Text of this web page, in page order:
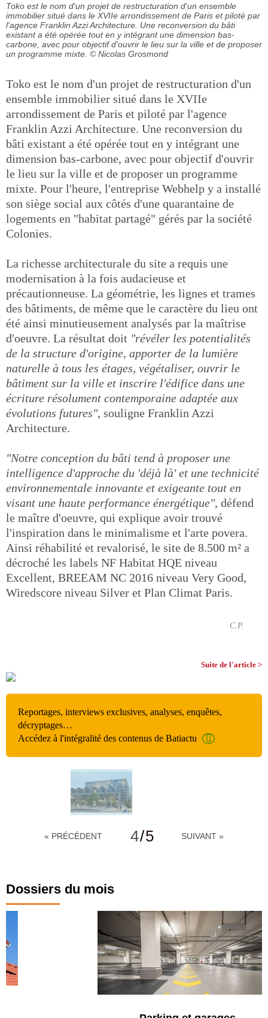
Toko est le nom d'un projet de restructuration d'un ensemble
immobilier situé dans le XVIIe arrondissement de Paris et piloté par
l'agence Franklin Azzi Architecture. Une reconversion du bâti
existant a été opérée tout en y intégrant une dimension bas-
carbone, avec pour objectif d'ouvrir le lieu sur la ville et de proposer
un programme mixte. © Nicolas Grosmond
Toko est le nom d'un projet de restructuration d'un
ensemble immobilier situé dans le XVIIe
arrondissement de Paris et piloté par l'agence
Franklin Azzi Architecture. Une reconversion du
bâti existant a été opérée tout en y intégrant une
dimension bas-carbone, avec pour objectif d'ouvrir
le lieu sur la ville et de proposer un programme
mixte. Pour l'heure, l'entreprise Webhelp y a installé
son siège social aux côtés d'une quarantaine de
logements en "habitat partagé" gérés par la société
Colonies.
La richesse architecturale du site a requis une
modernisation à la fois audacieuse et
précautionneuse. La géométrie, les lignes et trames
des bâtiments, de même que le caractère du lieu ont
été ainsi minutieusement analysés par la maîtrise
d'oeuvre. La résultat doit "révéler les potentialités
de la structure d'origine, apporter de la lumière
naturelle à tous les étages, végétaliser, ouvrir le
bâtiment sur la ville et inscrire l'édifice dans une
écriture résolument contemporaine adaptée aux
évolutions futures", souligne Franklin Azzi
Architecture.
"Notre conception du bâti tend à proposer une
intelligence d'approche du 'déjà là' et une technicité
environnementale innovante et exigeante tout en
visant une haute performance énergétique", défend
le maître d'oeuvre, qui explique avoir trouvé
l'inspiration dans le minimalisme et l'arte povera.
Ainsi réhabilité et revalorisé, le site de 8.500 m² a
décroché les labels NF Habitat HQE niveau
Excellent, BREEAM NC 2016 niveau Very Good,
Wiredscore niveau Silver et Plan Climat Paris.
C.P.
Suite de l'article >
Reportages, interviews exclusives, analyses, enquêtes,
décryptages…
Accédez à l'intégralité des contenus de Batiactu
« PRÉCÉDENT 4/5 SUIVANT »
Dossiers du mois